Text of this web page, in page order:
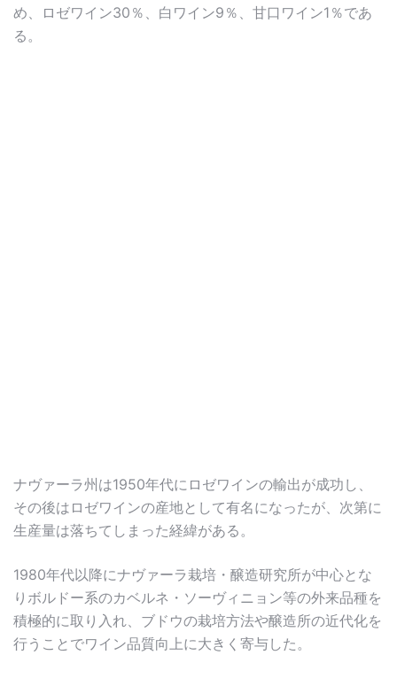
め、ロゼワイン30％、白ワイン9％、甘口ワイン1％であ
る。
ナヴァーラ州は1950年代にロゼワインの輸出が成功し、
その後はロゼワインの産地として有名になったが、次第に
生産量は落ちてしまった経緯がある。
1980年代以降にナヴァーラ栽培・醸造研究所が中心とな
りボルドー系のカベルネ・ソーヴィニョン等の外来品種を
積極的に取り入れ、ブドウの栽培方法や醸造所の近代化を
行うことでワイン品質向上に大きく寄与した。